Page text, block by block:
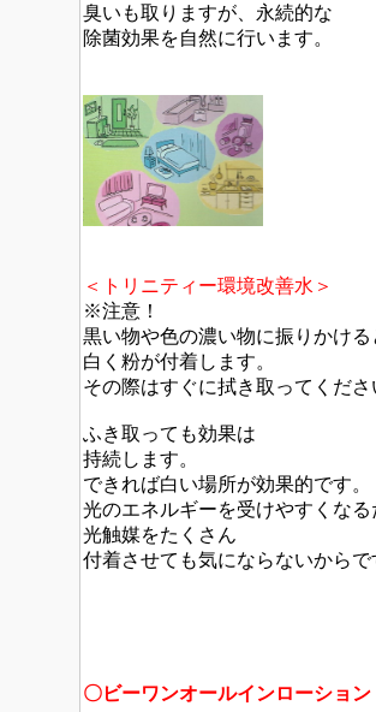
臭いも取りますが、永続的な
除菌効果を自然に行います。
＜トリニティー環境改善水＞
※注意！
黒い物や色の濃い物に振りかける
白く粉が付着します。
その際はすぐに拭き取ってくださ
ふき取っても効果は
持続します。
できれば白い場所が効果的です。
光のエネルギーを受けやすくなる
光触媒をたくさん
付着させても気にならないからで
〇ビーワンオールインローション